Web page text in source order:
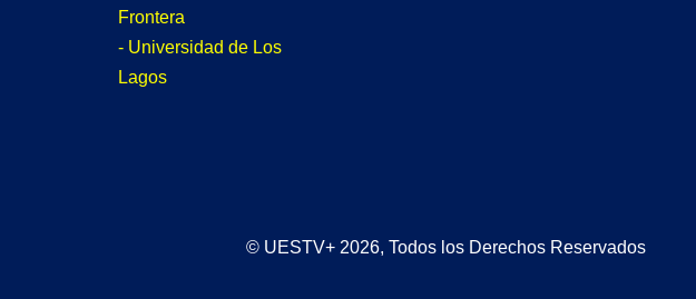
Frontera
- Universidad de Los
Lagos
© UESTV+ 2026, Todos los Derechos Reservados